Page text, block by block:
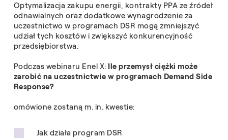
Optymalizacja zakupu energii, kontrakty PPA ze źródeł
odnawialnych oraz dodatkowe wynagrodzenie za
uczestnictwo w programach DSR mogą zmniejszyć
udział tych kosztów i zwiększyć konkurencyjność
przedsiębiorstwa.
Podczas webinaru Enel X: Ile przemysł ciężki może
zarobić na uczestnictwie w programach Demand Side
Response?
omówione zostaną m. in. kwestie:
Jak działa program DSR